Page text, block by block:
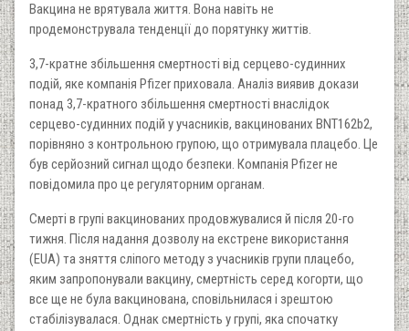
Вакцина не врятувала життя. Вона навіть не
продемонструвала тенденції до порятунку життів.
3,7-кратне збільшення смертності від серцево-судинних
подій, яке компанія Pfizer приховала. Аналіз виявив докази
понад 3,7-кратного збільшення смертності внаслідок
серцево-судинних подій у учасників, вакцинованих BNT162b2,
порівняно з контрольною групою, що отримувала плацебо. Це
був серйозний сигнал щодо безпеки. Компанія Pfizer не
повідомила про це регуляторним органам.
Смерті в групі вакцинованих продовжувалися й після 20-го
тижня. Після надання дозволу на екстрене використання
(EUA) та зняття сліпого методу з учасників групи плацебо,
яким запропонували вакцину, смертність серед когорти, що
все ще не була вакцинована, сповільнилася і зрештою
стабілізувалася. Однак смертність у групі, яка спочатку